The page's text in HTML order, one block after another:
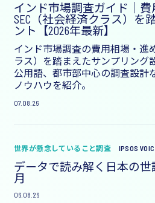
インド市場調査ガイド｜
SEC（社会経済クラス）を
ント【2026年最新】
インド市場調査の費用相場・進
ラス）を踏まえたサンプリング
公用語、都市部中心の調査設計
ノウハウを紹介。
07.08.26
世界が懸念していること調査 IPSOS
データで読み解く日本の世
月
06.08.26